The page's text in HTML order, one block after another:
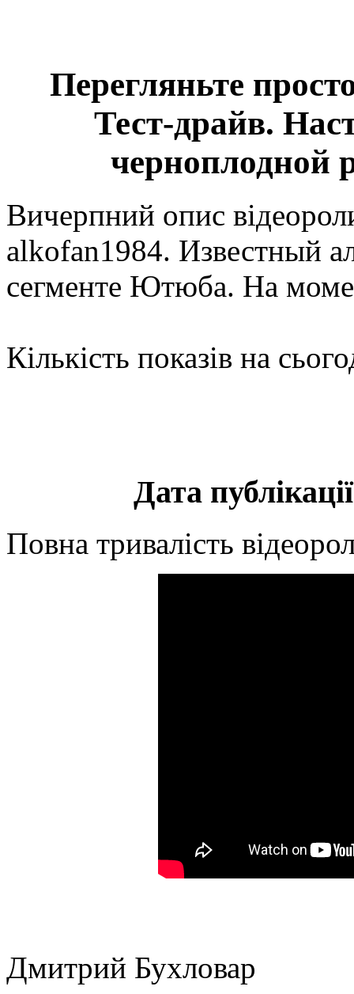
Перегляньте
Тест-драйв.
черноплодной
Вичерпний опис
alkofan1984. Известный
сегменте Ютюба. На
Кількість показів на
Дата
Повна тривалість
Дмитрий Бухловар